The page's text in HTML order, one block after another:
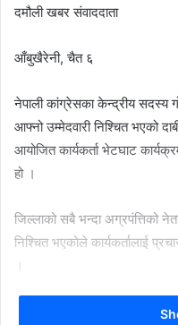
दमौली खबर संवाददाता
आँबुखैरेनी, चैत ६
नेपाली कांग्रेसका केन्द्रीय सदस्य
आफ्नो उम्मेदवारी निश्चित भएको
आयोजित कार्यकर्ता भेटघाट
हो ।
जिल्लाको सबै भन्दा अग्रपंत्तिको
निश्चित भएकोले कार्यकर्तालाई
साथीभाई, मतदाता, अन्यपाटीका